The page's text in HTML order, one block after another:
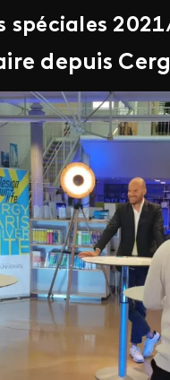
spéciales
depuis